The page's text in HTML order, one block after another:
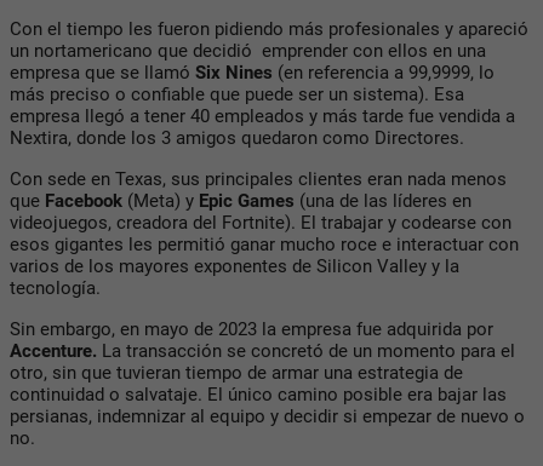
Con el tiempo les fueron pidiendo más profesionales y apareció
un nortamericano que decidió emprender con ellos en una
empresa que se llamó Six Nines (en referencia a 99,9999, lo
más preciso o confiable que puede ser un sistema). Esa
empresa llegó a tener 40 empleados y más tarde fue vendida a
Nextira, donde los 3 amigos quedaron como Directores.
Con sede en Texas, sus principales clientes eran nada menos
que Facebook (Meta) y Epic Games (una de las líderes en
videojuegos, creadora del Fortnite). El trabajar y codearse con
esos gigantes les permitió ganar mucho roce e interactuar con
varios de los mayores exponentes de Silicon Valley y la
tecnología.
Sin embargo, en mayo de 2023 la empresa fue adquirida por
Accenture. La transacción se concretó de un momento para el
otro, sin que tuvieran tiempo de armar una estrategia de
continuidad o salvataje. El único camino posible era bajar las
persianas, indemnizar al equipo y decidir si empezar de nuevo o
no.